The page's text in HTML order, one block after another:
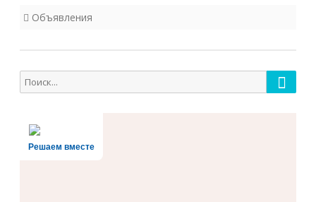
Объявления
Поиск
для:
Поиск
Решаем вместе